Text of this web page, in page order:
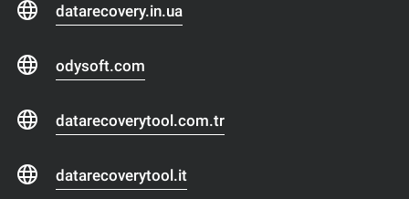
datarecovery.in.ua
odysoft.com
datarecoverytool.com.tr
datarecoverytool.it